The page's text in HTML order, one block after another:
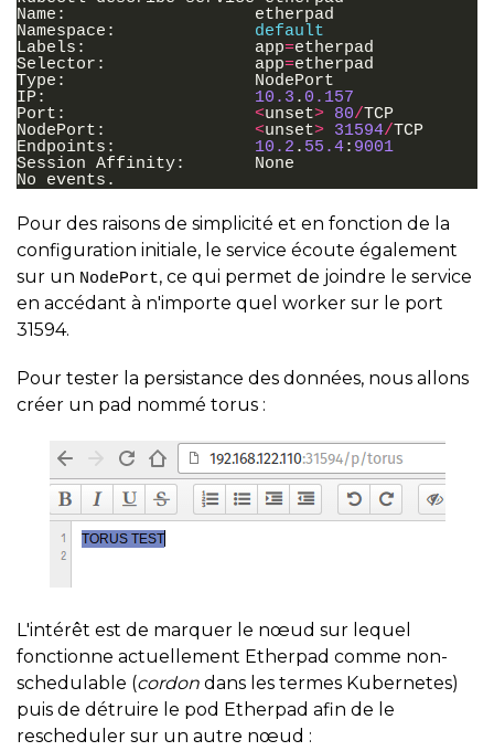
Name :
etherpad
Namespace :
default
Labels : app=etherpad
Selector : app=etherpad
Type :
NodePort
IP: 10.3 . 0.157
Port : <unset> 80/TCP
NodePort : <unset> 31594/TCP
Endpoints : 10.2 . 55.4: 9001
Session Affinity:
None
No
events .
Pour des raisons de simplicité et en fonction de la
configuration initiale, le service écoute également
sur un NodePort, ce qui permet de joindre le service
en accédant à n'importe quel worker sur le port
31594.
Pour tester la persistance des données, nous allons
créer un pad nommé torus :
L'intérêt est de marquer le nœud sur lequel
fonctionne actuellement Etherpad comme non-
schedulable (cordon dans les termes Kubernetes)
puis de détruire le pod Etherpad afin de le
rescheduler sur un autre nœud :